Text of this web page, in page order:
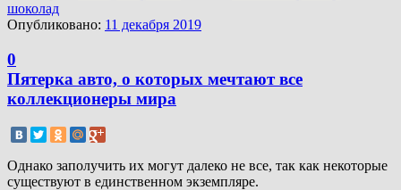
шоколад
Опубликовано: 11 декабря 2019
0
Пятерка авто, о которых мечтают все
коллекционеры мира
Однако заполучить их могут далеко не все, так как некоторые
существуют в единственном экземпляре.